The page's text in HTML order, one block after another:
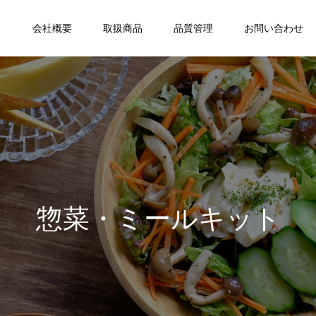
会社概要 取扱商品 品質管理 お問い合わせ
惣菜・ミールキット